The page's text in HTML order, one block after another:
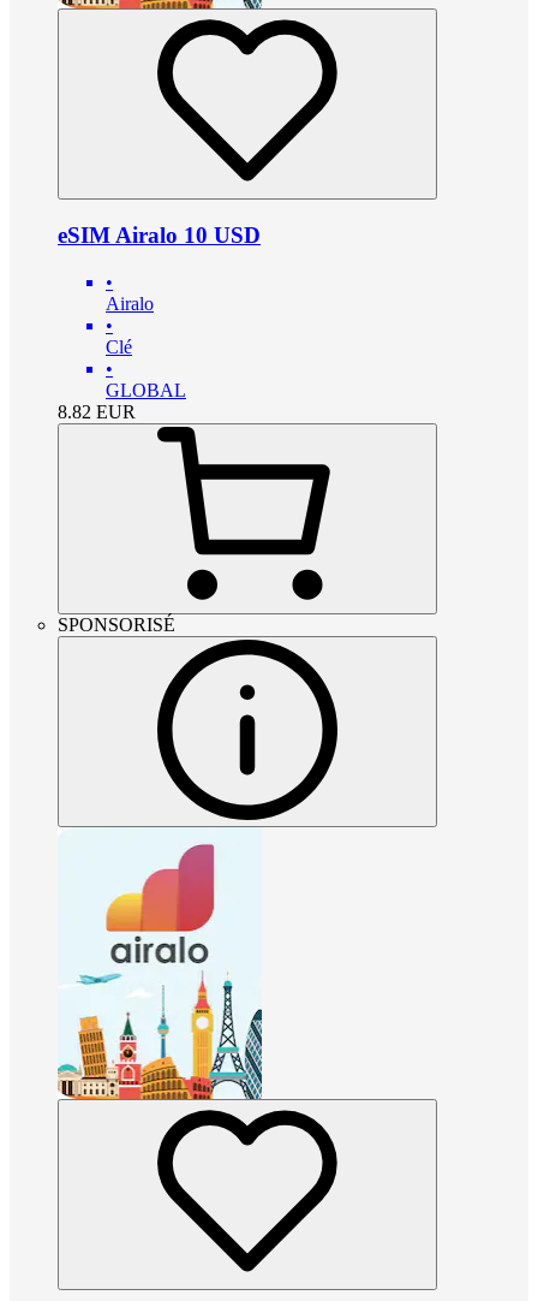
eSIM Airalo 10 USD
•
Airalo
•
Clé
•
GLOBAL
8.82 EUR
SPONSORISÉ